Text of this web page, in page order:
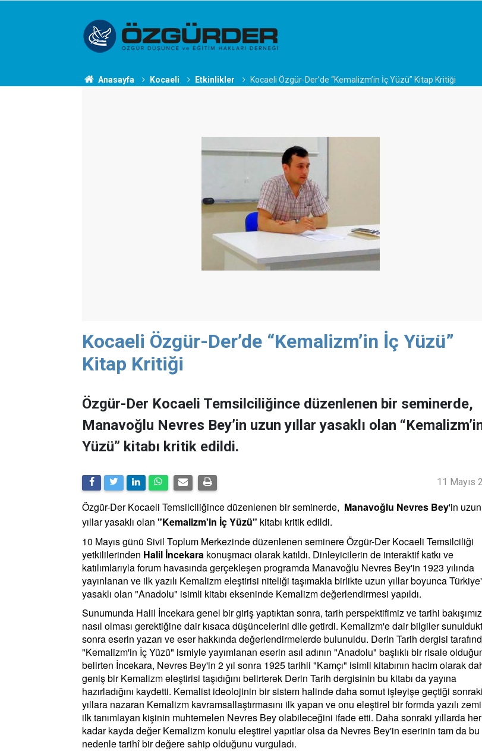
Anasayfa Kocaeli Etkinlikler Kocaeli Özgür-Der’de “Kemalizm’in İç Yüzü” Kitap Kritiği
Kocaeli Özgür-Der’de “Kemalizm’in İç Yüzü”
Kitap Kritiği
Özgür-Der Kocaeli Temsilciliğince düzenlenen bir seminerde,
Manavoğlu Nevres Bey’in uzun yıllar yasaklı olan
Yüzü” kitabı kritik edildi.
11 Mayıs
Özgür-Der Kocaeli Temsilciliğince düzenlenen bir seminerde, Manavoğlu Nevres Bey'in uzun
yıllar yasaklı olan "Kemalizm'in İç Yüzü" kitabı kritik edildi.
10 Mayıs günü Sivil Toplum Merkezinde düzenlenen seminere Özgür-Der Kocaeli Temsilciliği
yetkililerinden Halil İncekara konuşmacı olarak katıldı. Dinleyicilerin de interaktif katkı ve
katılımlarıyla forum havasında gerçekleşen programda Manavoğlu Nevres Bey'in 1923 yılında
yayınlanan ve ilk yazılı Kemalizm eleştirisi niteliği taşımakla birlikte uzun yıllar boyunca
yasaklı olan "Anadolu" isimli kitabı ekseninde Kemalizm değerlendirmesi yapıldı.
Sunumunda Halil İncekara genel bir giriş yaptıktan sonra, tarih perspektifimiz ve tarihi
nasıl olması gerektiğine dair kısaca düşüncelerini dile getirdi. Kemalizm'e dair bilgiler
sonra eserin yazarı ve eser hakkında değerlendirmelerde bulunuldu. Derin Tarih dergisi
"Kemalizm'in İç Yüzü" ismiyle yayımlanan eserin asıl adının "Anadolu" başlıklı bir risale
belirten İncekara, Nevres Bey'in 2 yıl sonra 1925 tarihli "Kamçı" isimli kitabının hacim olarak
geniş bir Kemalizm eleştirisi taşıdığını belirterek Derin Tarih dergisinin bu kitabı da yayına
hazırladığını kaydetti. Kemalist ideolojinin bir sistem halinde daha somut işleyişe geçtiği sonraki
yıllara nazaran Kemalizm kavramsallaştırmasını ilk yapan ve onu eleştirel bir formda yazılı
ilk tanımlayan kişinin muhtemelen Nevres Bey olabileceğini ifade etti. Daha sonraki yıllarda
kadar kayda değer Kemalizm konulu eleştirel yapıtlar olsa da Nevres Bey'in eserinin tam da bu
nedenle tarihî bir değere sahip olduğunu vurguladı.